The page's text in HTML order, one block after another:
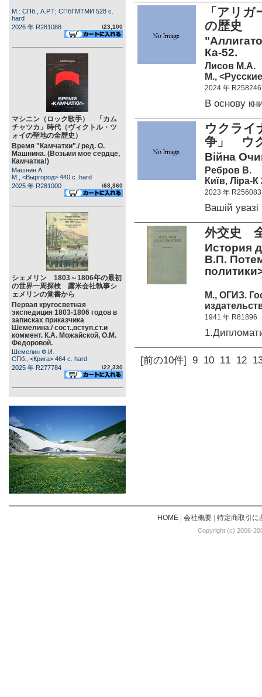
М.: СПб., А.Р.Т; СПбГМТМИ 528 c.
hard
2026 年 R281088
\23,100
マシニン（ロック歌手） 「カム
チャツカ」時代（ヴィクトル・ツ
ォイの聖地の全歴史）
Время "Камчатки"./ ред. О.
Машнина. (Возьми мое сердце,
Камчатка!)
Машнин А.
М., <Выргород> 440 c. hard
2025 年 R281000
\68,860
シェメリン 1803～1806年の最初
の世界一周探検 露米会社執事シ
ェメリンの覚書から
Первая кругосветная
экспедиция 1803-1806 годов в
записках приказчика
Шемелина./ сост.,вступ.ст.и
коммент. К.А. Можайской, О.М.
Федоровой.
Шемелин Ф.И.
СПб., <Крига> 464 c. hard
2025 年 R277784
\22,330
「アリ
の歴史
Ка-52.
Лисов М.А.
М.,
2024 年 R258246
В основу
ウクライ
争」 ウ
Війна
Ребров В.
Київ, Ліра-
2023 年 R256083
Вашій
外交史
История
В.П.
М., ОГИЗ.
1941 年 R81896
[前の10件] 9 10 11 12
HOME| 会社概要| 特定商取引に
Copyright (c) 2006-